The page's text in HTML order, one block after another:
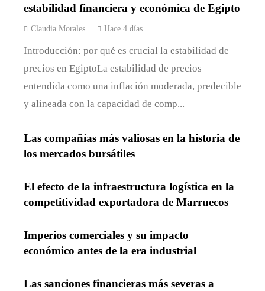
estabilidad financiera y económica de Egipto
Claudia Morales Hace 4 días
Introducción: por qué es crucial la estabilidad de
precios en EgiptoLa estabilidad de precios —
entendida como una inflación moderada, predecible
y alineada con la capacidad de comp...
Las compañías más valiosas en la historia de
los mercados bursátiles
El efecto de la infraestructura logística en la
competitividad exportadora de Marruecos
Imperios comerciales y su impacto
económico antes de la era industrial
Las sanciones financieras más severas a